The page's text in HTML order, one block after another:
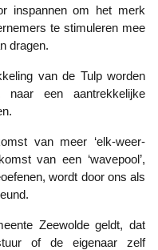
inspannen om het merk
te stimuleren mee
dragen.
naar een aantrekkelijke
van een ‘wavepool’,
wordt door ons als
of de eigenaar zelf